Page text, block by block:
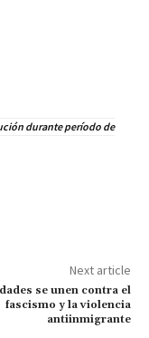
durante período de
Next article
se unen contra el
fascismo y la violencia
antiinmigrante